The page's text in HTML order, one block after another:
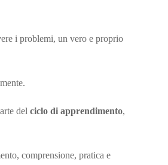
i problemi, un vero e proprio
del ciclo di apprendimento,
comprensione, pratica e